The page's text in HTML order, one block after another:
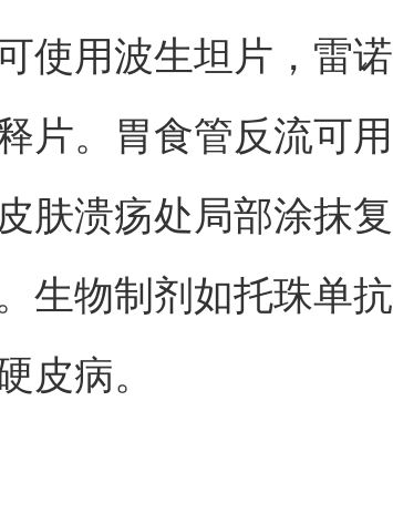
使用波生坦片，雷诺
片。胃食管反流可用
肤溃疡处局部涂抹复
生物制剂如托珠单抗
皮病。